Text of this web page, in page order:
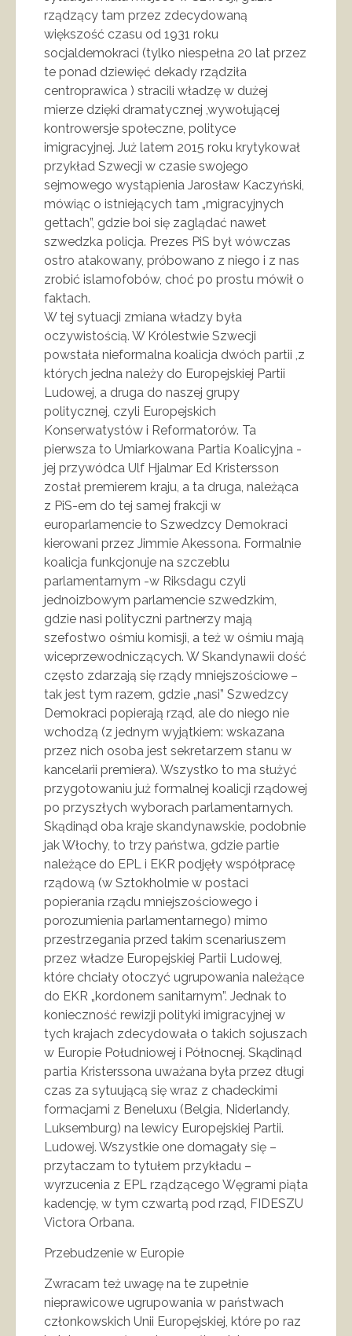
rządzący tam przez zdecydowaną
większość czasu od 1931 roku
socjaldemokraci (tylko niespełna 20 lat przez
te ponad dziewięć dekady rządziła
centroprawica ) stracili władzę w dużej
mierze dzięki dramatycznej ,wywołującej
kontrowersje społeczne, polityce
imigracyjnej. Już latem 2015 roku krytykował
przykład Szwecji w czasie swojego
sejmowego wystąpienia Jarosław Kaczyński,
mówiąc o istniejących tam „migracyjnych
gettach”, gdzie boi się zaglądać nawet
szwedzka policja. Prezes PiS był wówczas
ostro atakowany, próbowano z niego i z nas
zrobić islamofobów, choć po prostu mówił o
faktach.
W tej sytuacji zmiana władzy była
oczywistością. W Królestwie Szwecji
powstała nieformalna koalicja dwóch partii ,z
których jedna należy do Europejskiej Partii
Ludowej, a druga do naszej grupy
politycznej, czyli Europejskich
Konserwatystów i Reformatorów. Ta
pierwsza to Umiarkowana Partia Koalicyjna -
jej przywódca Ulf Hjalmar Ed Kristersson
został premierem kraju, a ta druga, należąca
z PiS-em do tej samej frakcji w
europarlamencie to Szwedzcy Demokraci
kierowani przez Jimmie Akessona. Formalnie
koalicja funkcjonuje na szczeblu
parlamentarnym -w Riksdagu czyli
jednoizbowym parlamencie szwedzkim,
gdzie nasi polityczni partnerzy mają
szefostwo ośmiu komisji, a też w ośmiu mają
wiceprzewodniczących. W Skandynawii dość
często zdarzają się rządy mniejszościowe –
tak jest tym razem, gdzie „nasi” Szwedzcy
Demokraci popierają rząd, ale do niego nie
wchodzą (z jednym wyjątkiem: wskazana
przez nich osoba jest sekretarzem stanu w
kancelarii premiera). Wszystko to ma służyć
przygotowaniu już formalnej koalicji rządowej
po przyszłych wyborach parlamentarnych.
Skądinąd oba kraje skandynawskie, podobnie
jak Włochy, to trzy państwa, gdzie partie
należące do EPL i EKR podjęły współpracę
rządową (w Sztokholmie w postaci
popierania rządu mniejszościowego i
porozumienia parlamentarnego) mimo
przestrzegania przed takim scenariuszem
przez władze Europejskiej Partii Ludowej,
które chciały otoczyć ugrupowania należące
do EKR „kordonem sanitarnym”. Jednak to
konieczność rewizji polityki imigracyjnej w
tych krajach zdecydowała o takich sojuszach
w Europie Południowej i Północnej. Skądinąd
partia Kristerssona uważana była przez długi
czas za sytuującą się wraz z chadeckimi
formacjami z Beneluxu (Belgia, Niderlandy,
Luksemburg) na lewicy Europejskiej Partii.
Ludowej. Wszystkie one domagały się –
przytaczam to tytułem przykładu –
wyrzucenia z EPL rządzącego Węgrami piąta
kadencję, w tym czwartą pod rząd, FIDESZU
Victora Orbana.
Przebudzenie w Europie
Zwracam też uwagę na te zupełnie
nieprawicowe ugrupowania w państwach
członkowskich Unii Europejskiej, które po raz